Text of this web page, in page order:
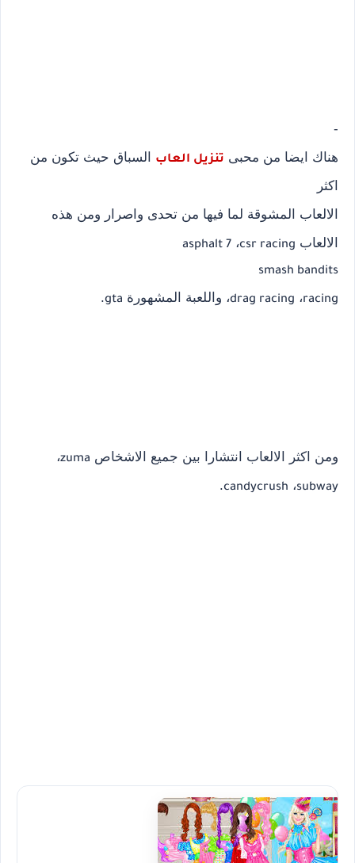
-
هناك ايضا من محبى تنزيل العاب السباق حيث تكون من
اكثر
الالعاب المشوقة لما فيها من تحدى واصرار ومن هذه
الالعاب csr racing، asphalt 7
smash bandits
racing، drag racing، واللعبة المشهورة gta
.
ومن اكثر الالعاب انتشارا بين جميع الاشخاص zuma،
subway، candycrush
.